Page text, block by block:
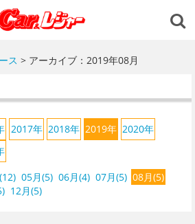
ス > アーカイブ：2019年08月
2017年 2018年 2019年 2020年
05月(5) 06月(4) 07月(5) 08月(5)
12月(5)